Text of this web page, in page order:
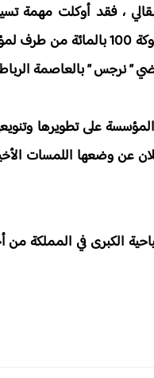
، فقد أوكلت مهمة
الجديد ، وباقي منشئات الراحة والترفيه إلى شركة (
” نرجس ” بالعاصمة
على تطويرها
فقد سبق للمؤسسة الإعلان عن وضعها
الكبرى في المملكة من